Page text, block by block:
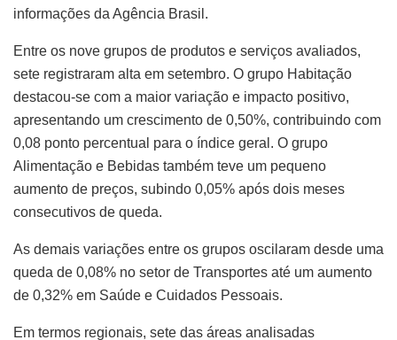
informações da Agência Brasil.
Entre os nove grupos de produtos e serviços avaliados,
sete registraram alta em setembro. O grupo Habitação
destacou-se com a maior variação e impacto positivo,
apresentando um crescimento de 0,50%, contribuindo com
0,08 ponto percentual para o índice geral. O grupo
Alimentação e Bebidas também teve um pequeno
aumento de preços, subindo 0,05% após dois meses
consecutivos de queda.
As demais variações entre os grupos oscilaram desde uma
queda de 0,08% no setor de Transportes até um aumento
de 0,32% em Saúde e Cuidados Pessoais.
Em termos regionais, sete das áreas analisadas